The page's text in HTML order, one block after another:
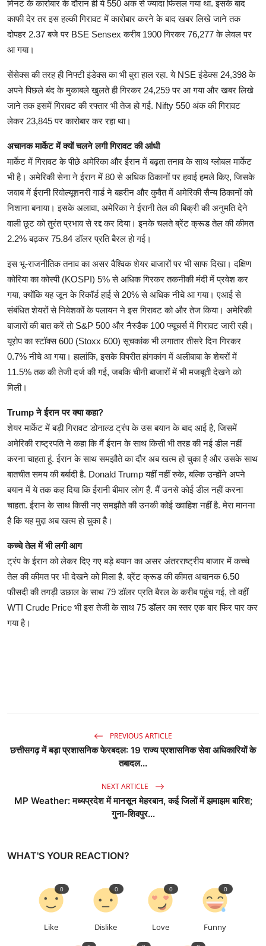
मिनट के कारोबार के दौरान ही ये 550 अंक से ज्यादा फिसल गया था. इसके बाद
काफी देर तर इस हल्की गिरावट में कारोबार करने के बाद खबर लिखे जाने तक
दोपहर 2.37 बजे पर BSE Sensex करीब 1900 गिरकर 76,277 के लेवल पर
आ गया।
सेंसेक्स की तरह ही निफ्टी इंडेक्स का भी बुरा हाल रहा. ये NSE इंडेक्स 24,398 के
अपने पिछले बंद के मुकाबले खुलते ही गिरकर 24,259 पर आ गया और खबर लिखे
जाने तक इसमें गिरावट की रफ्तार भी तेज हो गई. Nifty 550 अंक की गिरावट
लेकर 23,845 पर कारोबार कर रहा था।
अचानक मार्केट में क्यों चलने लगी गिरावट की आंधी
मार्केट में गिरावट के पीछे अमेरिका और ईरान में बढ़ता तनाव के साथ ग्लोबल मार्केट
भी है। अमेरिकी सेना ने ईरान में 80 से अधिक ठिकानों पर हवाई हमले किए, जिसके
जवाब में ईरानी रिवोल्यूशनरी गार्ड ने बहरीन और कुवैत में अमेरिकी सैन्य ठिकानों को
निशाना बनाया। इसके अलावा, अमेरिका ने ईरानी तेल की बिक्री की अनुमति देने
वाली छूट को तुरंत प्रभाव से रद्द कर दिया। इनके चलते ब्रेंट क्रूड तेल की कीमत
2.2% बढ़कर 75.84 डॉलर प्रति बैरल हो गई।
इस भू-राजनीतिक तनाव का असर वैश्विक शेयर बाजारों पर भी साफ दिखा। दक्षिण
कोरिया का कोस्पी (KOSPI) 5% से अधिक गिरकर तकनीकी मंदी में प्रवेश कर
गया, क्योंकि यह जून के रिकॉर्ड हाई से 20% से अधिक नीचे आ गया। एआई से
संबंधित शेयरों से निवेशकों के पलायन ने इस गिरावट को और तेज किया। अमेरिकी
बाजारों की बात करें तो S&P 500 और नैस्डैक 100 फ्यूचर्स में गिरावट जारी रही।
यूरोप का स्टॉक्स 600 (Stoxx 600) सूचकांक भी लगातार तीसरे दिन गिरकर
0.7% नीचे आ गया। हालांकि, इसके विपरीत हांगकांग में अलीबाबा के शेयरों में
11.5% तक की तेजी दर्ज की गई, जबकि चीनी बाजारों में भी मजबूती देखने को
मिली।
Trump ने ईरान पर क्या कहा?
शेयर मार्केट में बड़ी गिरावट डोनाल्ड ट्रंप के उस बयान के बाद आई है, जिसमें
अमेरिकी राष्ट्रपति ने कहा कि मैं ईरान के साथ किसी भी तरह की नई डील नहीं
करना चाहता हूं. ईरान के साथ समझौते का दौर अब खत्म हो चुका है और उसके साथ
बातचीत समय की बर्बादी है. Donald Trump यहीं नहीं रुके, बल्कि उन्होंने अपने
बयान में ये तक कह दिया कि ईरानी बीमार लोग हैं. मैं उनसे कोई डील नहीं करना
चाहता. ईरान के साथ किसी नए समझौते की उनकी कोई ख्वाहिश नहीं है. मेरा मानना
है कि यह मुद्दा अब खत्म हो चुका है।
कच्चे तेल में भी लगी आग
ट्रंप के ईरान को लेकर दिए गए बड़े बयान का असर अंतरराष्ट्रीय बाजार में कच्चे
तेल की कीमत पर भी देखने को मिला है. ब्रेंट क्रूड की कीमत अचानक 6.50
फीसदी की तगड़ी उछाल के साथ 79 डॉलर प्रति बैरल के करीब पहुंच गई, तो वहीं
WTI Crude Price भी इस तेजी के साथ 75 डॉलर का स्तर एक बार फिर पार कर
गया है।
PREVIOUS ARTICLE
छत्तीसगढ़ में बड़ा प्रशासनिक फेरबदल: 19 राज्य प्रशासनिक सेवा अधिकारियों के
तबादल...
NEXT ARTICLE
MP Weather: मध्यप्रदेश में मानसून मेहरबान, कई जिलों में झमाझम बारिश;
गुना-शिवपुर...
WHAT'S YOUR REACTION?
Like
0
Dislike
0
Love
0
Funny
0